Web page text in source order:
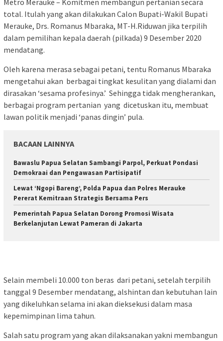
Metro Merauke – Komitmen membangun pertanian secara
total. Itulah yang akan dilakukan Calon Bupati-Wakil Bupati
Merauke, Drs. Romanus Mbaraka, MT-H.Riduwan jika terpilih
dalam pemilihan kepala daerah (pilkada) 9 Desember 2020
mendatang.
Oleh karena merasa sebagai petani, tentu Romanus Mbaraka
mengetahui akan berbagai tingkat kesulitan yang dialami dan
dirasakan ‘sesama profesinya.’ Sehingga tidak mengherankan,
berbagai program pertanian yang dicetuskan itu, membuat
lawan politik menjadi ‘panas dingin’ pula.
BACAAN LAINNYA
Bawaslu Papua Selatan Sambangi Parpol, Perkuat Pondasi
Demokraai dan Pengawasan Partisipatif
Lewat ‘Ngopi Bareng’, Polda Papua dan Polres Merauke
Pererat Kemitraan Strategis Bersama Pers
Pemerintah Papua Selatan Dorong Promosi Wisata
Berkelanjutan Lewat Pameran di Jakarta
Selain membeli 10.000 ton beras dari petani, setelah terpilih
tanggal 9 Desember mendatang, alshintan dan kebutuhan lain
yang dikeluhkan selama ini akan dieksekusi dalam masa
kepemimpinan lima tahun.
Salah satu program yang akan dilaksanakan yakni membangun